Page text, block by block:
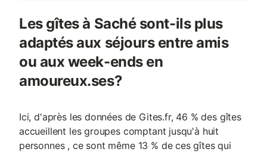
Les gîtes à Saché sont-ils plus
adaptés aux séjours entre amis
ou aux week-ends en
amoureux.ses?
Ici, d'après les données de Gites.fr, 46 % des gîtes
accueillent les groupes comptant jusqu'à huit
personnes , ce sont même 13 % de ces gîtes qui